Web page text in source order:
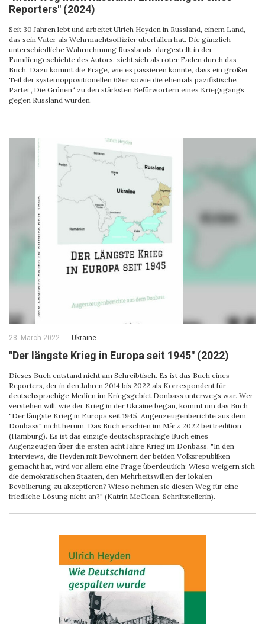
Reporters" (2024)
Seit 30 Jahren lebt und arbeitet Ulrich Heyden in Russland, einem Land,
das sein Vater als Wehrmachtsoffizier überfallen hat. Die gänzlich
unterschiedliche Wahrnehmung Russlands, dargestellt in der
Familiengeschichte des Autors, zieht sich als roter Faden durch das
Buch. Dazu kommt die Frage, wie es passieren konnte, dass ein großer
Teil der systemoppositionellen 68er sowie die ehemals pazifistische
Partei „Die Grünen“ zu den stärksten Befürwortern eines Kriegsgangs
gegen Russland wurden.
28. March 2022 Ukraine
"Der längste Krieg in Europa seit 1945" (2022)
Dieses Buch entstand nicht am Schreibtisch. Es ist das Buch eines
Reporters, der in den Jahren 2014 bis 2022 als Korrespondent für
deutschsprachige Medien im Kriegsgebiet Donbass unterwegs war. Wer
verstehen will, wie der Krieg in der Ukraine began, kommt um das Buch
"Der längste Krieg in Europa seit 1945. Augenzeugenberichte aus dem
Donbass" nicht herum. Das Buch erschien im März 2022 bei tredition
(Hamburg). Es ist das einzige deutschsprachige Buch eines
Augenzeugen über die ersten acht Jahre Krieg im Donbass. "In den
Interviews, die Heyden mit Bewohnern der beiden Volksrepubliken
gemacht hat, wird vor allem eine Frage überdeutlich: Wieso weigern sich
die demokratischen Staaten, den Mehrheitswillen der lokalen
Bevölkerung zu akzeptieren? Wieso nehmen sie diesen Weg für eine
friedliche Lösung nicht an?" (Katrin McClean, Schriftstellerin).